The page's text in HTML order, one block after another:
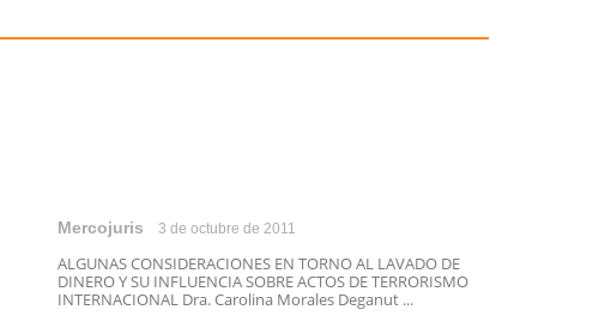
Mercojuris 3 de octubre de 2011
ALGUNAS CONSIDERACIONES EN TORNO AL LAVADO DE
DINERO Y SU INFLUENCIA SOBRE ACTOS DE TERRORISMO
INTERNACIONAL Dra. Carolina Morales Deganut ...